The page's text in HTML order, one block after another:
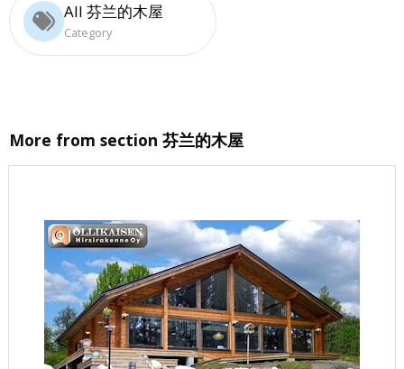
All 芬兰的木屋
Category
More from section 芬兰的木屋